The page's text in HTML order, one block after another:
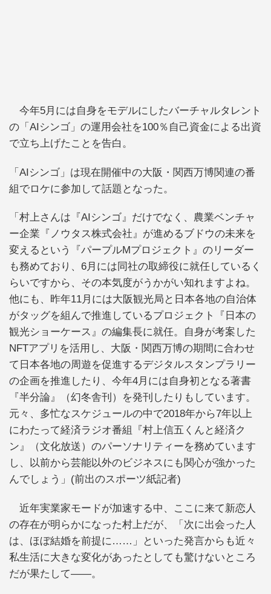
今年5月には自身をモデルにしたバーチャルタレント
の「AIシンゴ」の運用会社を100％自己資金による出資
で立ち上げたことを告白。
「AIシンゴ」は現在開催中の大阪・関西万博関連の番
組でロケに参加して話題となった。
「村上さんは『AIシンゴ』だけでなく、農業ベンチャ
ー企業『ノウタス株式会社』が進めるブドウの未来を
変えるという『パープルMプロジェクト』のリーダー
も務めており、6月には同社の取締役に就任しているく
らいですから、その本気度がうかがい知れますよね。
他にも、昨年11月には大阪観光局と日本各地の自治体
がタッグを組んで推進しているプロジェクト『日本の
観光ショーケース』の編集長に就任。自身が考案した
NFTアプリを活用し、大阪・関西万博の期間に合わせ
て日本各地の周遊を促進するデジタルスタンプラリー
の企画を推進したり、今年4月には自身初となる著書
『半分論』（幻冬舎刊）を発刊したりもしています。
元々、多忙なスケジュールの中で2018年から7年以上
にわたって経済ラジオ番組『村上信五くんと経済ク
ン』（文化放送）のパーソナリティーを務めています
し、以前から芸能以外のビジネスにも関心が強かった
んでしょう」(前出のスポーツ紙記者)
近年実業家モードが加速する中、ここに来て新恋人
の存在が明らかになった村上だが、「次に出会った人
は、ほぼ結婚を前提に……」といった発言からも近々
私生活に大きな変化があったとしても驚けないところ
だが果たして――。